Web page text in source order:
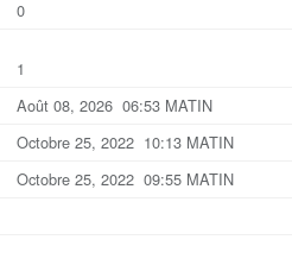
0
1
Août 08, 2026 06:53 MATIN
Octobre 25, 2022 10:13 MATIN
Octobre 25, 2022 09:55 MATIN